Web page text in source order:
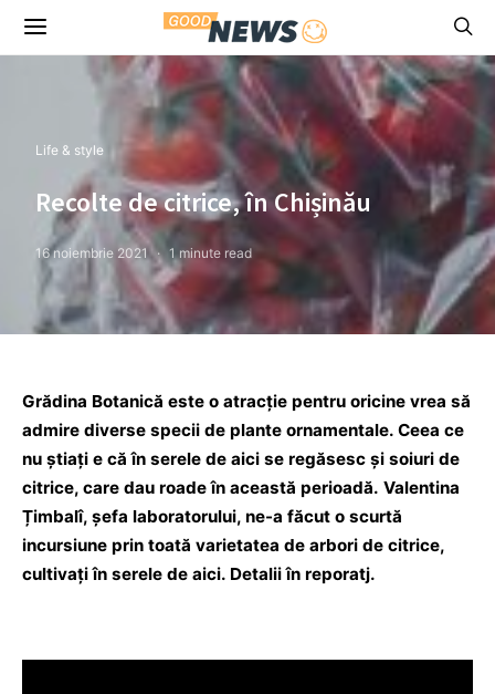
Life & style
Recolte de citrice, în Chișinău
16 noiembrie 2021 1 minute read
Grădina Botanică este o atracție pentru oricine vrea să
admire diverse specii de plante ornamentale. Ceea ce
nu știați e că în serele de aici se regăsesc și soiuri de
citrice, care dau roade în această perioadă. Valentina
Țimbalî, șefa laboratorului, ne-a făcut o scurtă
incursiune prin toată varietatea de arbori de citrice,
cultivați în serele de aici. Detalii în reporatj.